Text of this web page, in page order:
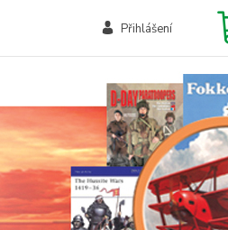
Přihlášení